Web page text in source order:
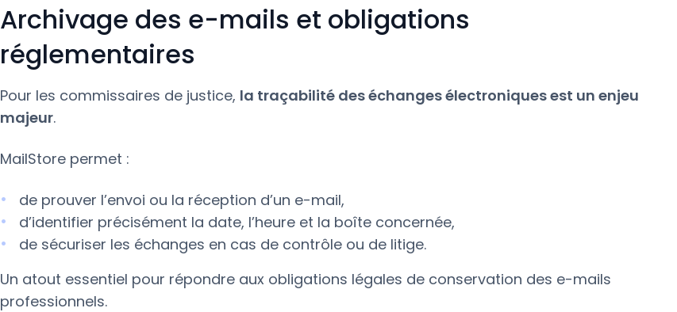
Archivage des e-mails et obligations
réglementaires
Pour les commissaires de justice, la traçabilité des échanges électroniques est un enjeu
majeur.
MailStore permet :
de prouver l’envoi ou la réception d’un e-mail,
d’identifier précisément la date, l’heure et la boîte concernée,
de sécuriser les échanges en cas de contrôle ou de litige.
Un atout essentiel pour répondre aux obligations légales de conservation des e-mails
professionnels.